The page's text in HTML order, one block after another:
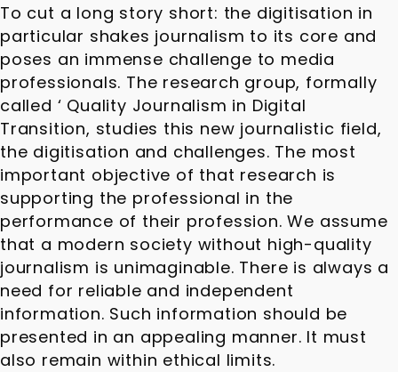
To cut a long story short: the digitisation in
particular shakes journalism to its core and
poses an immense challenge to media
professionals. The research group, formally
called ‘ Quality Journalism in Digital
Transition, studies this new journalistic field,
the digitisation and challenges. The most
important objective of that research is
supporting the professional in the
performance of their profession. We assume
that a modern society without high-quality
journalism is unimaginable. There is always a
need for reliable and independent
information. Such information should be
presented in an appealing manner. It must
also remain within ethical limits.